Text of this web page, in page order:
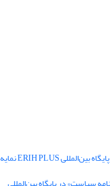
فصلنامه سیاست در پایگاه بین‌المللی ERIH PLUS نمایه